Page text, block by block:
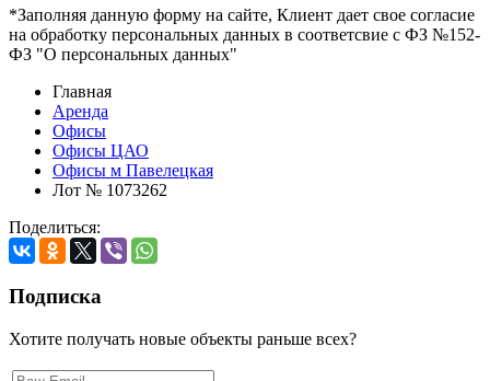
*Заполняя данную форму на сайте, Клиент дает свое согласие
на обработку персональных данных в соответсвие с ФЗ №152-
ФЗ "О персональных данных"
Главная
Аренда
Офисы
Офисы ЦАО
Офисы м Павелецкая
Лот № 1073262
Поделиться:
Подписка
Хотите получать новые объекты раньше всех?